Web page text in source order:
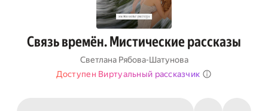
Связь времён. Мистические рассказы
Светлана Рябова-Шатунова
Доступен Виртуальный рассказчик